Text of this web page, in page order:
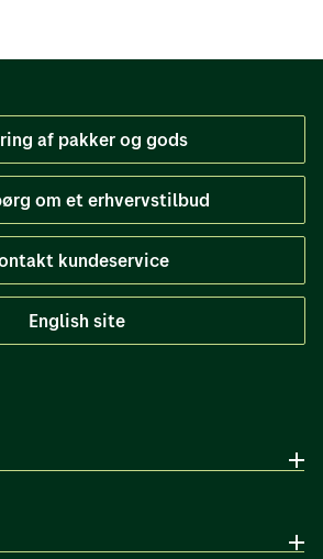
af pakker og gods
om et erhvervstilbud
kundeservice
English site